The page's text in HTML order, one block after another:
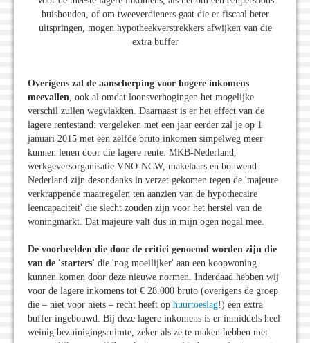
huishouden, of om tweeverdieners gaat die er fiscaal beter
uitspringen, mogen hypotheekverstrekkers afwijken van die
extra buffer
Overigens zal de aanscherping voor hogere inkomens
meevallen , ook al omdat loonsverhogingen het mogelijke
verschil zullen wegvlakken. Daarnaast is er het effect van de
lagere rentestand: vergeleken met een jaar eerder zal je op 1
januari 2015 met een zelfde bruto inkomen simpelweg meer
kunnen lenen door die lagere rente. MKB-Nederland,
werkgeversorganisatie VNO-NCW, makelaars en bouwend
Nederland zijn desondanks in verzet gekomen tegen de 'majeure
verkrappende maatregelen ten aanzien van de hypothecaire
leencapaciteit' die slecht zouden zijn voor het herstel van de
woningmarkt. Dat majeure valt dus in mijn ogen nogal mee.
De voorbeelden die door de critici genoemd worden zijn die
van de 'starters' die 'nog moeilijker' aan een koopwoning
kunnen komen door deze nieuwe normen. Inderdaad hebben wij
voor de lagere inkomens tot € 28.000 bruto (overigens de groep
die – niet voor niets – recht heeft op huurtoeslag!) een extra
buffer ingebouwd. Bij deze lagere inkomens is er inmiddels heel
weinig bezuinigingsruimte, zeker als ze te maken hebben met